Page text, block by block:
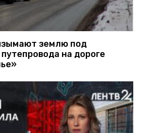
землю под
на дороге